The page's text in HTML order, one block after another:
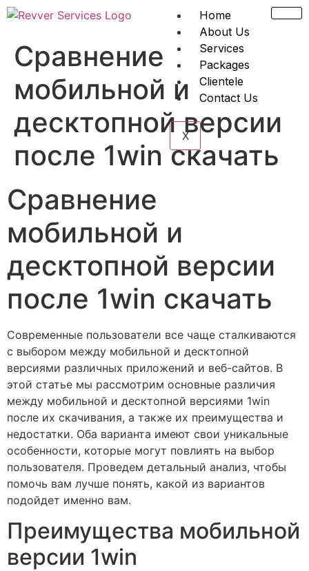
Home
About Us
Services
Packages
Clientele
Contact Us
X
Сравнение
мобильной и
десктопной версии
после 1win скачать
Сравнение
мобильной и
десктопной версии
после 1win скачать
Современные пользователи все чаще сталкиваются
с выбором между мобильной и десктопной
версиями различных приложений и веб-сайтов. В
этой статье мы рассмотрим основные различия
между мобильной и десктопной версиями 1win
после их скачивания, а также их преимущества и
недостатки. Оба варианта имеют свои уникальные
особенности, которые могут повлиять на выбор
пользователя. Проведем детальный анализ, чтобы
помочь вам лучше понять, какой из вариантов
подойдет именно вам.
Преимущества мобильной
версии 1win